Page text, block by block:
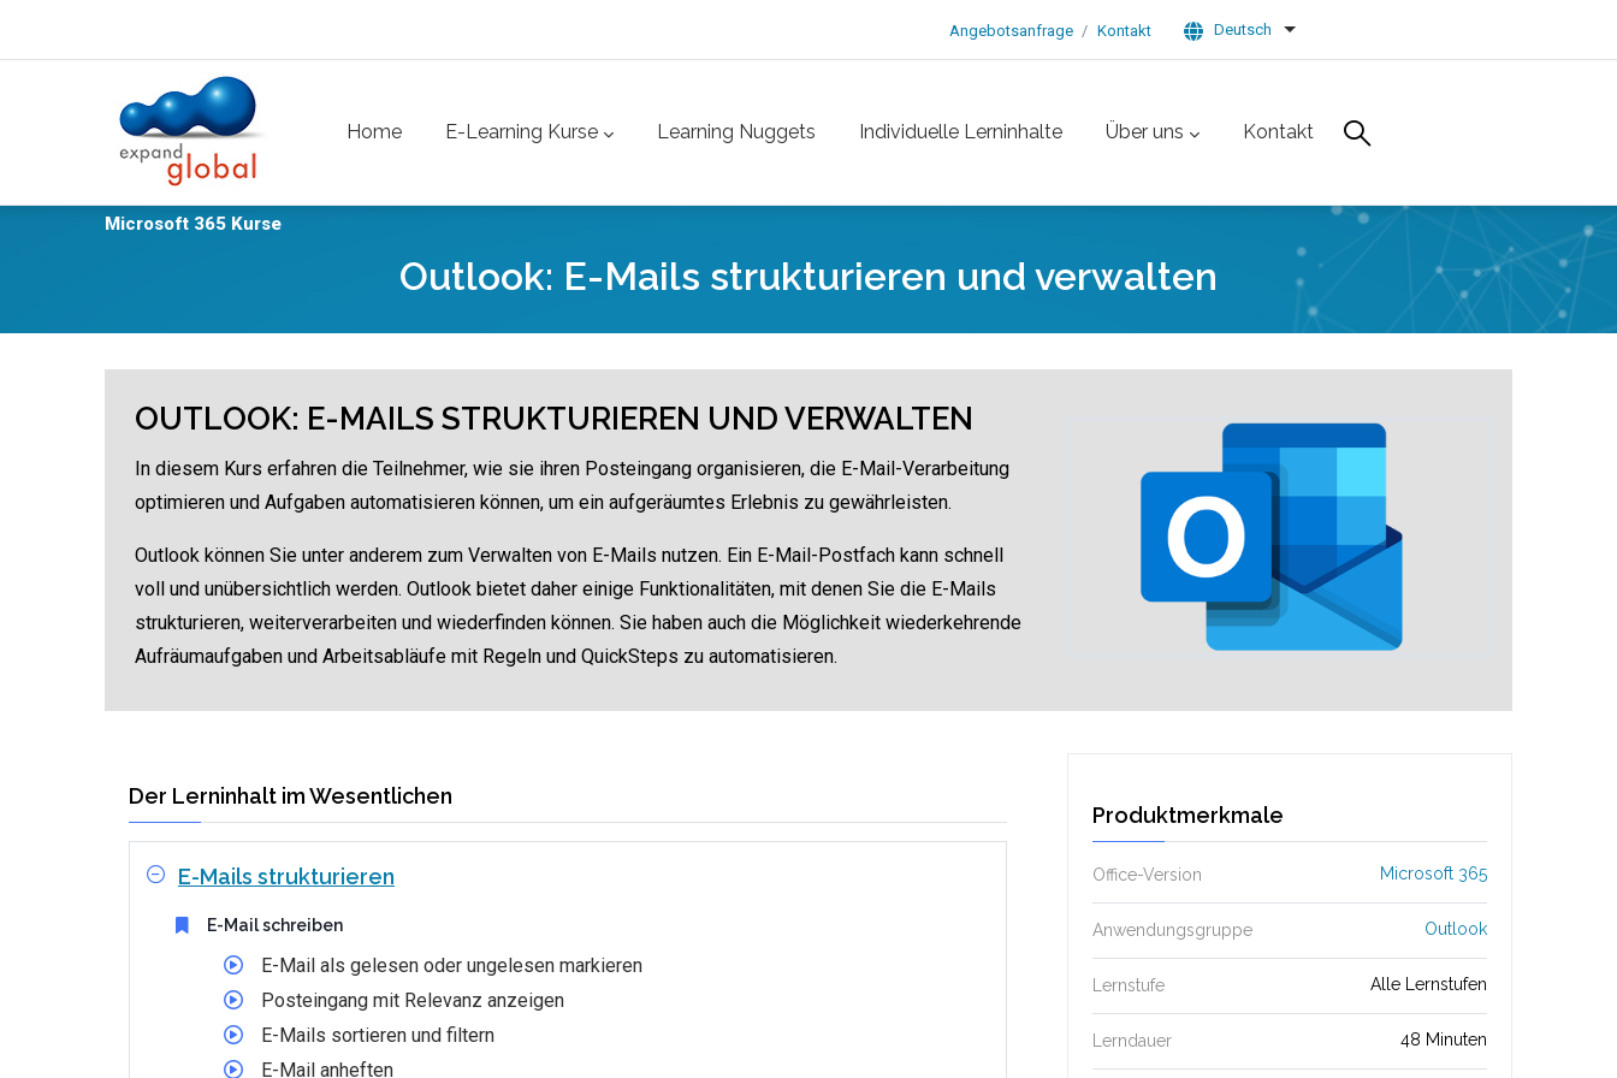
Angebotsanfrage Kontakt Deutsch List additional actions
Home E-Learning Kurse Learning Nuggets Individuelle Lerninhalte Über uns Kontakt
Microsoft 365 Kurse
Outlook: E-Mails strukturieren und verwalten
OUTLOOK: E-MAILS STRUKTURIEREN UND VERWALTEN
In diesem Kurs erfahren die Teilnehmer, wie sie ihren Posteingang organisieren, die E-Mail-Verarbeitung
optimieren und Aufgaben automatisieren können, um ein aufgeräumtes Erlebnis zu gewährleisten.
Outlook können Sie unter anderem zum Verwalten von E-Mails nutzen. Ein E-Mail-Postfach kann schnell
voll und unübersichtlich werden. Outlook bietet daher einige Funktionalitäten, mit denen Sie die E-Mails
strukturieren, weiterverarbeiten und wiederfinden können. Sie haben auch die Möglichkeit wiederkehrende
Aufräumaufgaben und Arbeitsabläufe mit Regeln und QuickSteps zu automatisieren.
Produktmerkmale
Office-Version Microsoft 365
Anwendungsgruppe Outlook
Lernstufe Alle Lernstufen
Lerndauer 48 Minuten
Der Lerninhalt im Wesentlichen
E-Mails strukturieren
E-Mail schreiben
E-Mail als gelesen oder ungelesen markieren
Posteingang mit Relevanz anzeigen
E-Mails sortieren und filtern
E-Mail anheften